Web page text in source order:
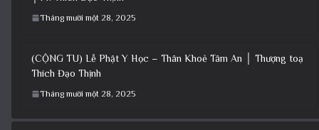
Tháng mười một 28, 2025
(CỘNG TU) Lễ Phật Y Học – Thân Khoẻ Tâm An │ Thượng toạ
Thích Đạo Thịnh
Tháng mười một 28, 2025